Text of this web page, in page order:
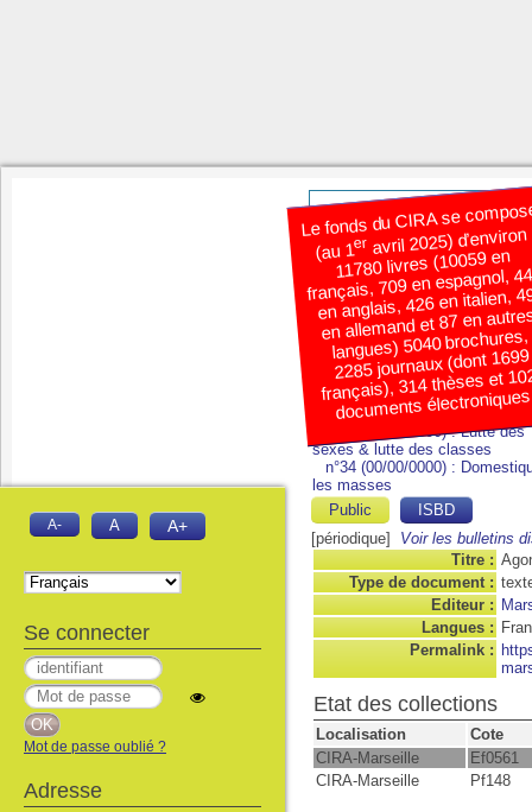
n°24 (00/00/0000);
n°16 (00/00/0000) : Misère de
mondialisation;
n°21 (00/00/0000) : Utopies
économiques;
n°28 (00/00/0000) : Lutte des
sexes & lutte des classes
n°34 (00/00/0000) :
les masses
Public
ISBD
[périodique]
Voir les bulletins
Titre :
Type de document :
Editeur :
Langues :
Permalink :
Etat des collections
Localisation
Cote
CIRA-Marseille
Ef0561
CIRA-Marseille
Pf148
Le fonds du CIRA se
(au 1eravril 2025) d’environ
11780 livres (10059 en
français, 709 en espagnol,
en anglais, 426 en italien,
en allemand et 87 en
langues) 5040 brochures,
2285 journaux (dont 1699
français), 314 thèses et
documents
A- A A+
Se connecter
Mot de passe oublié ?
Adresse